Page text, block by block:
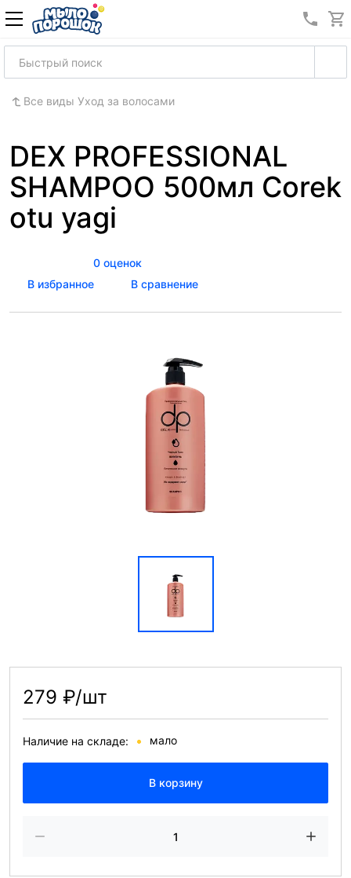
8
Все виды Уход за волосами
DEX PROFESSIONAL
SHAMPOO 500мл Corek
otu yagi
0 оценок
В избранное
В сравнение
279 ₽/шт
Наличие на складе: мало
В корзину